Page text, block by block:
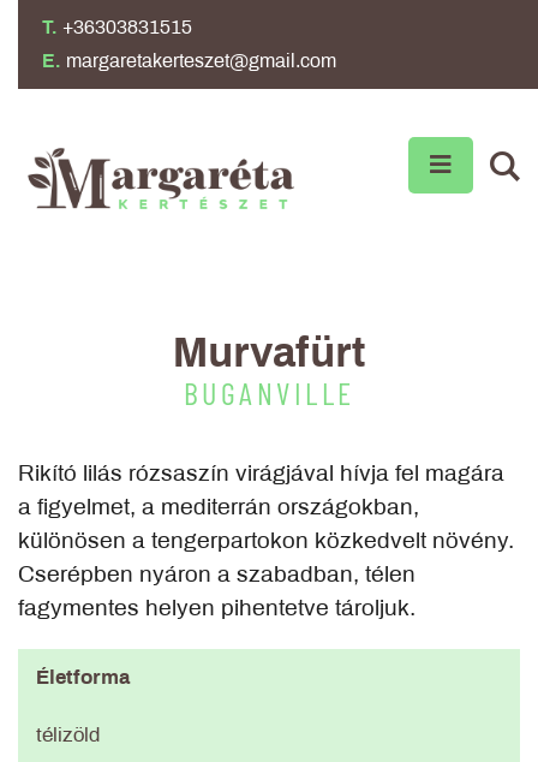
T. +36303831515
E. margaretakerteszet@gmail.com
Murvafürt
BUGANVILLE
Rikító lilás rózsaszín virágjával hívja fel magára
a figyelmet, a mediterrán országokban,
különösen a tengerpartokon közkedvelt növény.
Cserépben nyáron a szabadban, télen
fagymentes helyen pihentetve tároljuk.
Életforma
télizöld